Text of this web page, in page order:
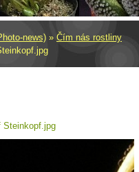
news) » Čím nás rostliny